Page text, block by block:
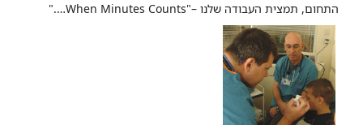
התחום, תמצית העבודה שלנו –"When Minutes Counts…."